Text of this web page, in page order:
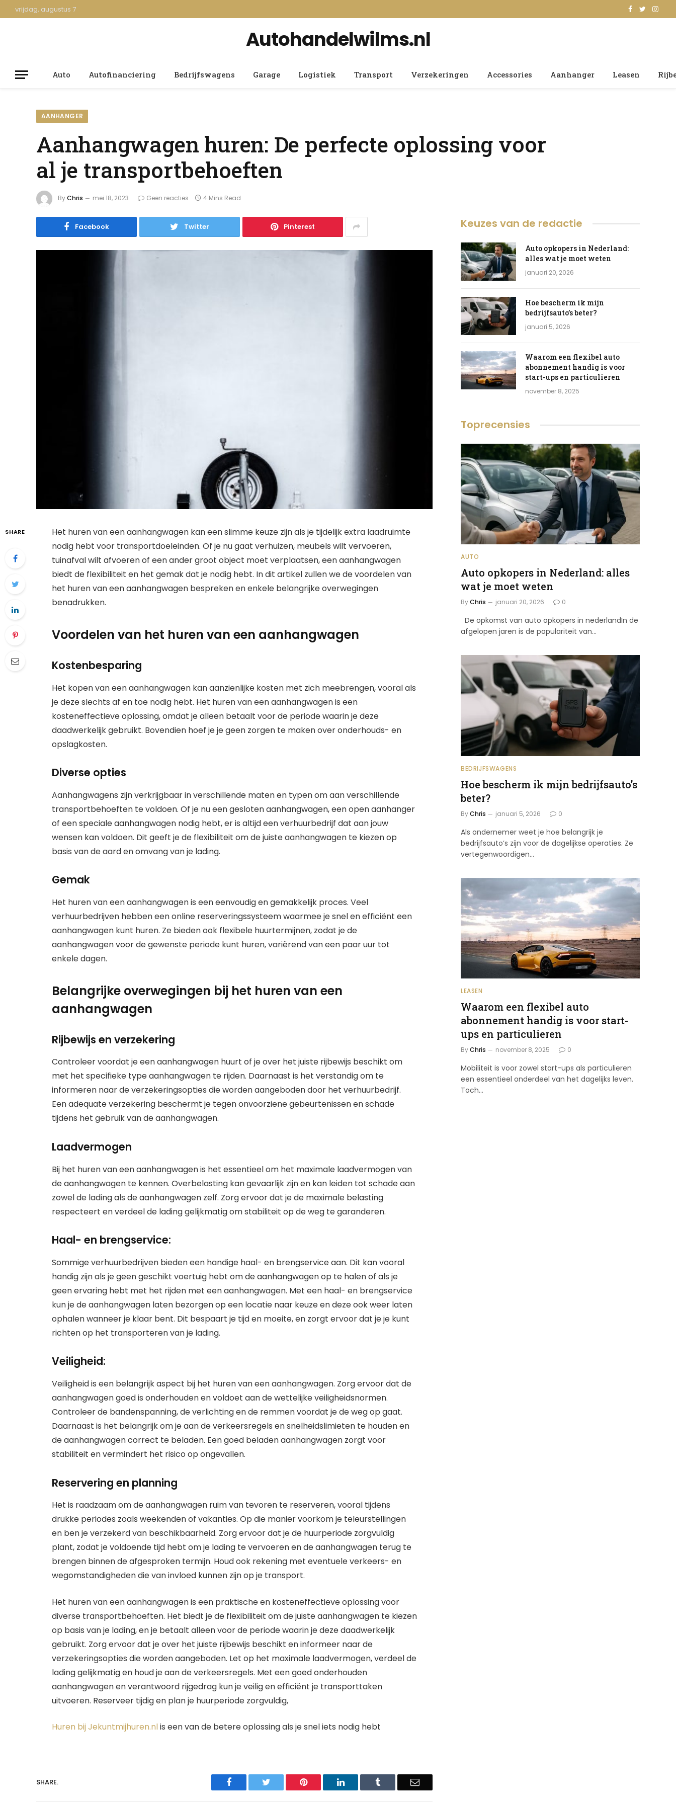
vrijdag, augustus 7 Facebook
Twitter
Autohandelwilms.nl
Auto Autofinanciering Bedrijfswagens Garage Logistiek Transport Verzekeringen Accessories Aanhanger Leasen
AANHANGER
Aanhangwagen huren: De perfecte oplossing voor
al je transportbehoeften
ByChris mei 18, 2023 Geen reacties 4 Mins Read
Facebook Twitter Pinterest
SHARE
Het huren van een aanhangwagen kan een slimme keuze zijn als je tijdelijk extra laadruimte
nodig hebt voor transportdoeleinden. Of je nu gaat verhuizen, meubels wilt vervoeren,
tuinafval wilt afvoeren of een ander groot object moet verplaatsen, een aanhangwagen
biedt de flexibiliteit en het gemak dat je nodig hebt. In dit artikel zullen we de voordelen van
het huren van een aanhangwagen bespreken en enkele belangrijke overwegingen
benadrukken.
Voordelen van het huren van een aanhangwagen
Kostenbesparing
Het kopen van een aanhangwagen kan aanzienlijke kosten met zich meebrengen, vooral als
je deze slechts af en toe nodig hebt. Het huren van een aanhangwagen is een
kosteneffectieve oplossing, omdat je alleen betaalt voor de periode waarin je deze
daadwerkelijk gebruikt. Bovendien hoef je je geen zorgen te maken over onderhouds- en
opslagkosten.
Diverse opties
Aanhangwagens zijn verkrijgbaar in verschillende maten en typen om aan verschillende
transportbehoeften te voldoen. Of je nu een gesloten aanhangwagen, een open aanhanger
of een speciale aanhangwagen nodig hebt, er is altijd een verhuurbedrijf dat aan jouw
wensen kan voldoen. Dit geeft je de flexibiliteit om de juiste aanhangwagen te kiezen op
basis van de aard en omvang van je lading.
Gemak
Het huren van een aanhangwagen is een eenvoudig en gemakkelijk proces. Veel
verhuurbedrijven hebben een online reserveringssysteem waarmee je snel en efficiënt een
aanhangwagen kunt huren. Ze bieden ook flexibele huurtermijnen, zodat je de
aanhangwagen voor de gewenste periode kunt huren, variërend van een paar uur tot
enkele dagen.
Belangrijke overwegingen bij het huren van een
aanhangwagen
Rijbewijs en verzekering
Controleer voordat je een aanhangwagen huurt of je over het juiste rijbewijs beschikt om
met het specifieke type aanhangwagen te rijden. Daarnaast is het verstandig om te
informeren naar de verzekeringsopties die worden aangeboden door het verhuurbedrijf.
Een adequate verzekering beschermt je tegen onvoorziene gebeurtenissen en schade
tijdens het gebruik van de aanhangwagen.
Laadvermogen
Bij het huren van een aanhangwagen is het essentieel om het maximale laadvermogen van
de aanhangwagen te kennen. Overbelasting kan gevaarlijk zijn en kan leiden tot schade aan
zowel de lading als de aanhangwagen zelf. Zorg ervoor dat je de maximale belasting
respecteert en verdeel de lading gelijkmatig om stabiliteit op de weg te garanderen.
Haal- en brengservice:
Sommige verhuurbedrijven bieden een handige haal- en brengservice aan. Dit kan vooral
handig zijn als je geen geschikt voertuig hebt om de aanhangwagen op te halen of als je
geen ervaring hebt met het rijden met een aanhangwagen. Met een haal- en brengservice
kun je de aanhangwagen laten bezorgen op een locatie naar keuze en deze ook weer laten
ophalen wanneer je klaar bent. Dit bespaart je tijd en moeite, en zorgt ervoor dat je je kunt
richten op het transporteren van je lading.
Veiligheid:
Veiligheid is een belangrijk aspect bij het huren van een aanhangwagen. Zorg ervoor dat de
aanhangwagen goed is onderhouden en voldoet aan de wettelijke veiligheidsnormen.
Controleer de bandenspanning, de verlichting en de remmen voordat je de weg op gaat.
Daarnaast is het belangrijk om je aan de verkeersregels en snelheidslimieten te houden en
de aanhangwagen correct te beladen. Een goed beladen aanhangwagen zorgt voor
stabiliteit en vermindert het risico op ongevallen.
Reservering en planning
Het is raadzaam om de aanhangwagen ruim van tevoren te reserveren, vooral tijdens
drukke periodes zoals weekenden of vakanties. Op die manier voorkom je teleurstellingen
en ben je verzekerd van beschikbaarheid. Zorg ervoor dat je de huurperiode zorgvuldig
plant, zodat je voldoende tijd hebt om je lading te vervoeren en de aanhangwagen terug te
brengen binnen de afgesproken termijn. Houd ook rekening met eventuele verkeers- en
wegomstandigheden die van invloed kunnen zijn op je transport.
Het huren van een aanhangwagen is een praktische en kosteneffectieve oplossing voor
diverse transportbehoeften. Het biedt je de flexibiliteit om de juiste aanhangwagen te kiezen
op basis van je lading, en je betaalt alleen voor de periode waarin je deze daadwerkelijk
gebruikt. Zorg ervoor dat je over het juiste rijbewijs beschikt en informeer naar de
verzekeringsopties die worden aangeboden. Let op het maximale laadvermogen, verdeel de
lading gelijkmatig en houd je aan de verkeersregels. Met een goed onderhouden
aanhangwagen en verantwoord rijgedrag kun je veilig en efficiënt je transporttaken
uitvoeren. Reserveer tijdig en plan je huurperiode zorgvuldig,
Huren bij Jekuntmijhuren.nlis een van de betere oplossing als je snel iets nodig hebt
SHARE. Facebook Twitter Pinterest LinkedIn Tumblr Email
Keuzes van de redactie
Auto opkopers in Nederland:
alles wat je moet weten
januari 20, 2026
Hoe bescherm ik mijn
bedrijfsauto’s beter?
januari 5, 2026
Waarom een flexibel auto
abonnement handig is voor
start-ups en particulieren
november 8, 2025
Toprecensies
AUTO
Auto opkopers in Nederland: alles
wat je moet weten
ByChris januari 20, 2026 0
De opkomst van auto opkopers in nederlandIn de
afgelopen jaren is de populariteit van…
BEDRIJFSWAGENS
Hoe bescherm ik mijn bedrijfsauto’s
beter?
ByChris januari 5, 2026 0
Als ondernemer weet je hoe belangrijk je
bedrijfsauto’s zijn voor de dagelijkse operaties. Ze
vertegenwoordigen…
LEASEN
Waarom een flexibel auto
abonnement handig is voor start-
ups en particulieren
ByChris november 8, 2025 0
Mobiliteit is voor zowel start-ups als particulieren
een essentieel onderdeel van het dagelijks leven.
Toch…